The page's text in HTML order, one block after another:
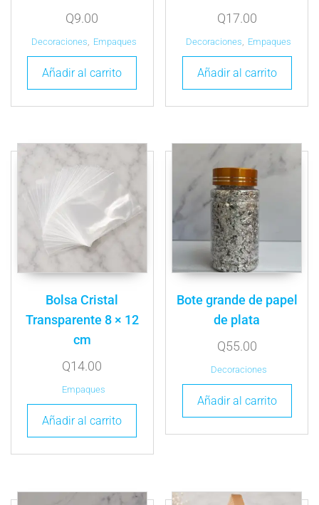
Q9.00
Decoraciones Empaques
Añadir al carrito
Q17.00
Decoraciones Empaques
Añadir al carrito
Bolsa Cristal
Transparente 8 × 12
cm
Q14.00
Empaques
Añadir al carrito
Bote grande de papel
de plata
Q55.00
Decoraciones
Añadir al carrito